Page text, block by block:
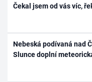
Čekal jsem od vás víc,
Nebeská podívaná nad
Slunce doplní